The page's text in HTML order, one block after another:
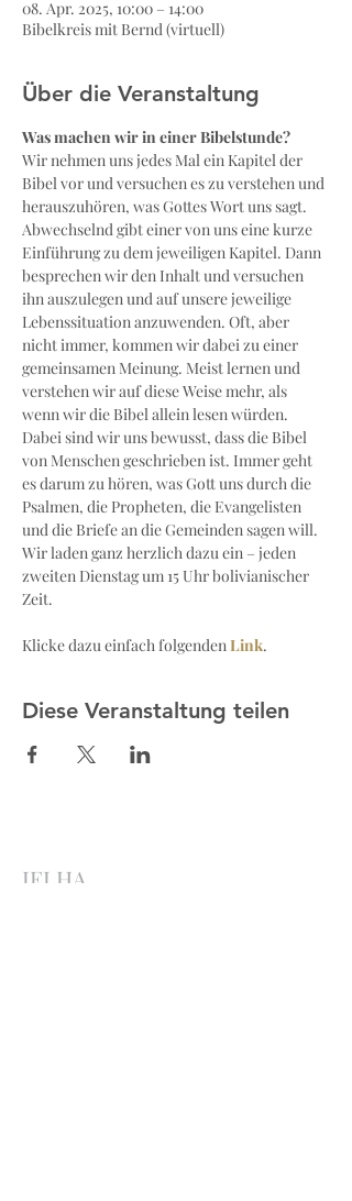
08. Apr. 2025, 10:00 – 14:00
Bibelkreis mit Bernd (virtuell)
Über die Veranstaltung
Was machen wir in einer Bibelstunde?
Wir nehmen uns jedes Mal ein Kapitel der
Bibel vor und versuchen es zu verstehen und
herauszuhören, was Gottes Wort uns sagt.
Abwechselnd gibt einer von uns eine kurze
Einführung zu dem jeweiligen Kapitel. Dann
besprechen wir den Inhalt und versuchen
ihn auszulegen und auf unsere jeweilige
Lebenssituation anzuwenden. Oft, aber
nicht immer, kommen wir dabei zu einer
gemeinsamen Meinung. Meist lernen und
verstehen wir auf diese Weise mehr, als
wenn wir die Bibel allein lesen würden.
Dabei sind wir uns bewusst, dass die Bibel
von Menschen geschrieben ist. Immer geht
es darum zu hören, was Gott uns durch die
Psalmen, die Propheten, die Evangelisten
und die Briefe an die Gemeinden sagen will.
Wir laden ganz herzlich dazu ein – jeden
zweiten Dienstag um 15 Uhr bolivianischer
Zeit.
Klicke dazu einfach folgenden Link.
Diese Veranstaltung teilen
IELHA